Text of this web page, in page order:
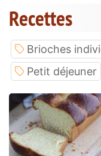
Recettes
Brioches
Petit déjeuner